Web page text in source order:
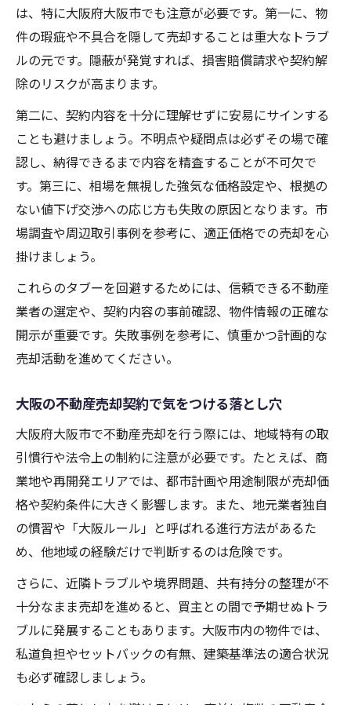
は、特に大阪府大阪市でも注意が必要です。第一に、物
件の瑕疵や不具合を隠して売却することは重大なトラブ
ルの元です。隠蔽が発覚すれば、損害賠償請求や契約解
除のリスクが高まります。
第二に、契約内容を十分に理解せずに安易にサインする
ことも避けましょう。不明点や疑問点は必ずその場で確
認し、納得できるまで内容を精査することが不可欠で
す。第三に、相場を無視した強気な価格設定や、根拠の
ない値下げ交渉への応じ方も失敗の原因となります。市
場調査や周辺取引事例を参考に、適正価格での売却を心
掛けましょう。
これらのタブーを回避するためには、信頼できる不動産
業者の選定や、契約内容の事前確認、物件情報の正確な
開示が重要です。失敗事例を参考に、慎重かつ計画的な
売却活動を進めてください。
大阪の不動産売却契約で気をつける落とし穴
大阪府大阪市で不動産売却を行う際には、地域特有の取
引慣行や法令上の制約に注意が必要です。たとえば、商
業地や再開発エリアでは、都市計画や用途制限が売却価
格や契約条件に大きく影響します。また、地元業者独自
の慣習や「大阪ルール」と呼ばれる進行方法があるた
め、他地域の経験だけで判断するのは危険です。
さらに、近隣トラブルや境界問題、共有持分の整理が不
十分なまま売却を進めると、買主との間で予期せぬトラ
ブルに発展することもあります。大阪市内の物件では、
私道負担やセットバックの有無、建築基準法の適合状況
も必ず確認しましょう。